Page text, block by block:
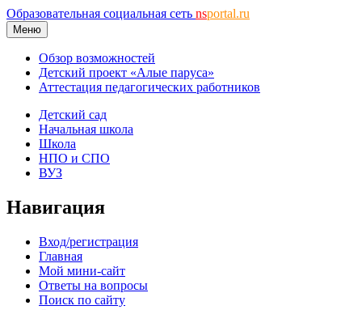
Образовательная социальная сеть nsportal.ru
Меню
Обзор возможностей
Детский проект «Алые паруса»
Аттестация педагогических работников
Детский сад
Начальная школа
Школа
НПО и СПО
ВУЗ
Навигация
Вход/регистрация
Главная
Мой мини-сайт
Ответы на вопросы
Поиск по сайту